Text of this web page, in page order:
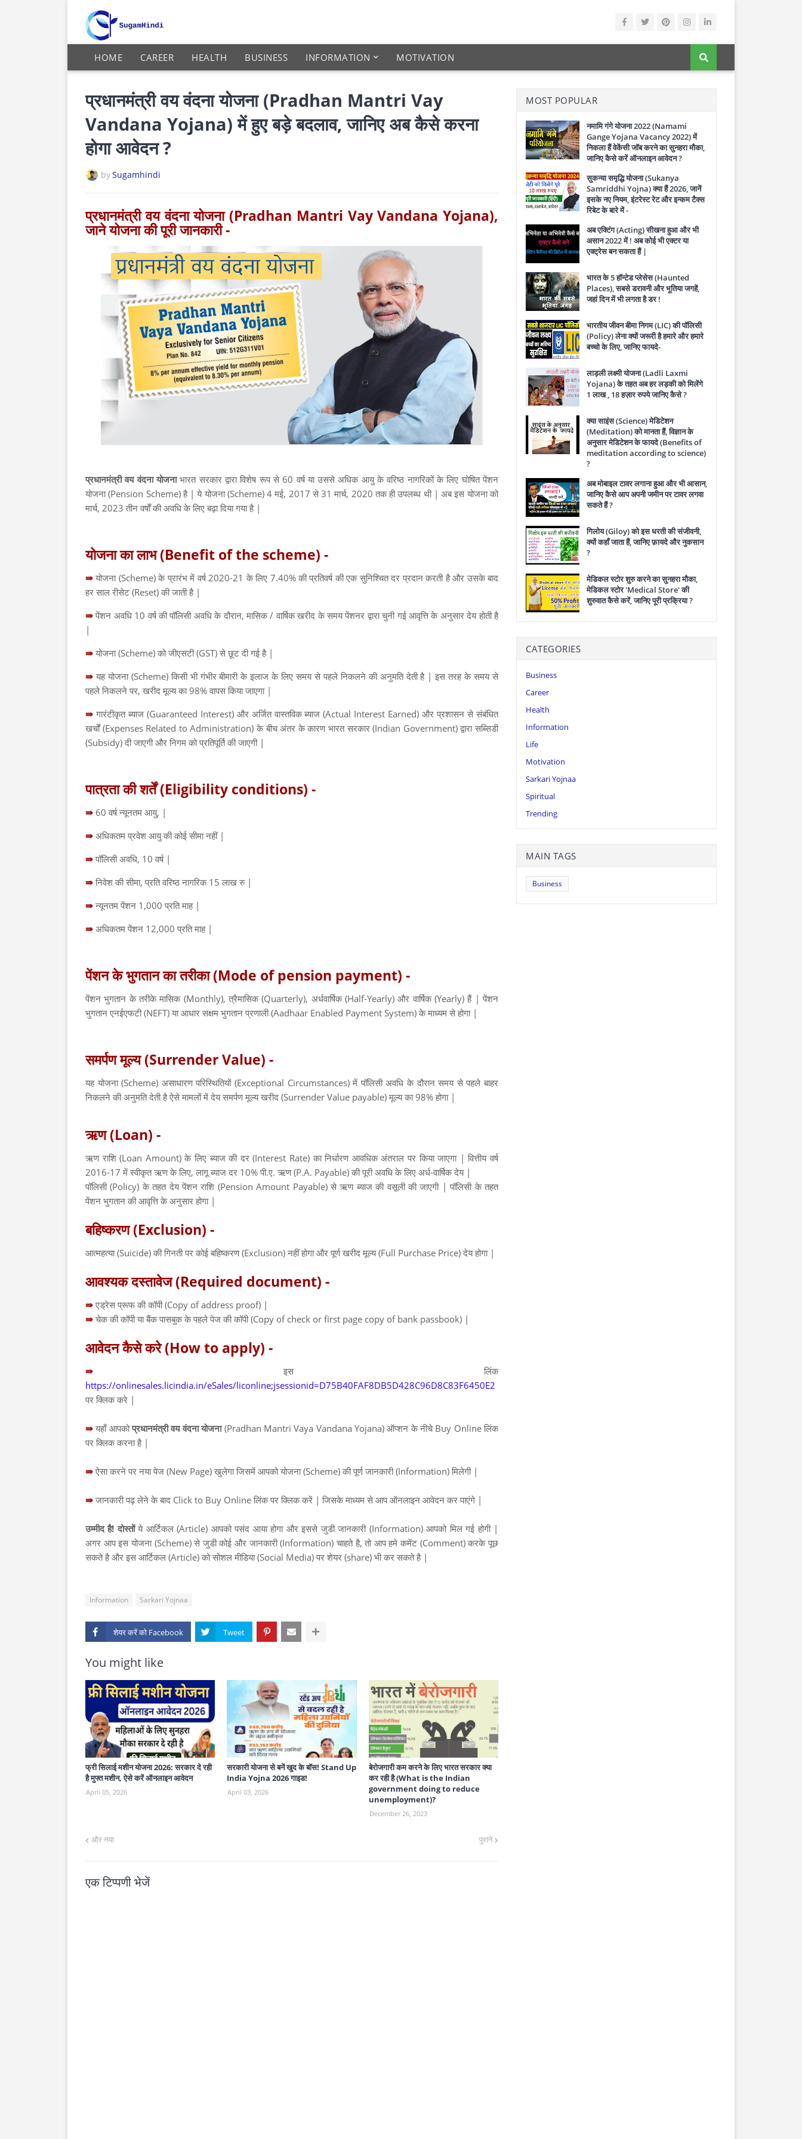
HOME CAREER HEALTH BUSINESS INFORMATION MOTIVATION
प्रधानमंत्री वय वंदना योजना (Pradhan Mantri Vay
Vandana Yojana) में हुए बड़े बदलाव, जानिए अब कैसे करना
होगा आवेदन ?
bySugamhindi
प्रधानमंत्री वय वंदना योजना (Pradhan Mantri Vay Vandana Yojana),
जाने योजना की पूरी जानकारी -
प्रधानमंत्री वय वंदना योजनाभारत सरकार द्वारा विशेष रूप से 60 वर्ष या उससे अधिक आयु के वरिष्ठ नागरिकों के लिए घोषित पेंशन
योजना (Pension Scheme) है | ये योजना (Scheme) 4 मई, 2017 से 31 मार्च, 2020 तक ही उपलब्ध थी | अब इस योजना को
मार्च, 2023 तीन वर्षों की अवधि के लिए बढ़ा दिया गया है |
योजना का लाभ (Benefit of the scheme) -
⇛ योजना (Scheme) के प्रारंभ में वर्ष 2020-21 के लिए 7.40% की प्रतिवर्ष की एक सुनिश्चित दर प्रदान करती है और उसके बाद
हर साल रीसेट (Reset) की जाती है |
⇛पेंशन अवधि 10 वर्ष की पॉलिसी अवधि के दौरान, मासिक / वार्षिक खरीद के समय पेंशनर द्वारा चुनी गई आवृत्ति के अनुसार देय होती है
|
⇛ योजना (Scheme) को जीएसटी (GST) से छूट दी गई है |
⇛ यह योजना (Scheme) किसी भी गंभीर बीमारी के इलाज के लिए समय से पहले निकलने की अनुमति देती है | इस तरह के समय से
पहले निकलने पर, खरीद मूल्य का 98% वापस किया जाएगा |
⇛ गारंटीकृत ब्याज (Guaranteed Interest) और अर्जित वास्तविक ब्याज (Actual Interest Earned) और प्रशासन से संबंधित
खर्चों (Expenses Related to Administration) के बीच अंतर के कारण भारत सरकार (Indian Government) द्वारा सब्सिडी
(Subsidy) दी जाएगी और निगम को प्रतिपूर्ति की जाएगी |
पात्रता की शर्तें (Eligibility conditions) -
⇛ 60 वर्ष न्यूनतम आयु, |
⇛ अधिकतम प्रवेश आयु की कोई सीमा नहीं |
⇛ पॉलिसी अवधि, 10 वर्ष |
⇛ निवेश की सीमा, प्रति वरिष्ठ नागरिक 15 लाख रु |
⇛ न्यूनतम पेंशन 1,000 प्रति माह |
⇛ अधिकतम पेंशन 12,000 प्रति माह |
पेंशन के भुगतान का तरीका (Mode of pension payment) -
पेंशन भुगतान के तरीके मासिक (Monthly), त्रैमासिक (Quarterly), अर्धवार्षिक (Half-Yearly) और वार्षिक (Yearly) हैं | पेंशन
भुगतान एनईएफटी (NEFT) या आधार सक्षम भुगतान प्रणाली (Aadhaar Enabled Payment System) के माध्यम से होगा |
समर्पण मूल्य (Surrender Value) -
यह योजना (Scheme) असाधारण परिस्थितियों (Exceptional Circumstances) में पॉलिसी अवधि के दौरान समय से पहले बाहर
निकलने की अनुमति देती है ऐसे मामलों में देय समर्पण मूल्य खरीद (Surrender Value payable) मूल्य का 98% होगा |
ऋण (Loan) -
ऋण राशि (Loan Amount) के लिए ब्याज की दर (Interest Rate) का निर्धारण आवधिक अंतराल पर किया जाएगा | वित्तीय वर्ष
2016-17 में स्वीकृत ऋण के लिए, लागू ब्याज दर 10% पी.ए. ऋण (P.A. Payable) की पूरी अवधि के लिए अर्ध-वार्षिक देय |
पॉलिसी (Policy) के तहत देय पेंशन राशि (Pension Amount Payable) से ऋण ब्याज की वसूली की जाएगी | पॉलिसी के तहत
पेंशन भुगतान की आवृत्ति के अनुसार होगा |
बहिष्करण (Exclusion) -
आत्महत्या (Suicide) की गिनती पर कोई बहिष्करण (Exclusion) नहीं होगा और पूर्ण खरीद मूल्य (Full Purchase Price) देय होगा |
आवश्यक दस्‍तावेज (Required document) -
⇛ एड्रेस प्रूफ की कॉपी (Copy of address proof) |
⇛ चेक की कॉपी या बैंक पासबुक के पहले पेज की कॉपी (Copy of check or first page copy of bank passbook) |
आवेदन कैसे करे (How to apply) -
⇛ इस लिंक
https://onlinesales.licindia.in/eSales/liconline;jsessionid=D75B40FAF8DB5D428C96D8C83F6450E2
पर क्लिक करे |
⇛यहाँ आपकोप्रधानमंत्री वय वंदना योजना(Pradhan Mantri Vaya Vandana Yojana) ऑप्शन के नीचे Buy Online लिंक
पर क्लिक करना है |
⇛ ऐसा करने पर नया पेज (New Page) खुलेगा जिसमें आपको योजना (Scheme) की पूर्ण जानकारी (Information) मिलेगी |
⇛ जानकारी पढ़ लेने के बाद Click to Buy Online लिंक पर क्लिक करें | जिसके माध्यम से आप ऑनलाइन आवेदन कर पाएंगे |
उम्मीद है! दोस्तोंये आर्टिकल (Article) आपको पसंद आया होगा और इससे जुडी जानकारी (Information) आपको मिल गई होगी |
अगर आप इस योजना (Scheme) से जुडी कोई और जानकारी (Information) चाहते है, तो आप हमे कमेंट (Comment) करके पूछ
सकते है और इस आर्टिकल (Article) को सोशल मीडिया (Social Media) पर शेयर (share) भी कर सकते है |
Information Sarkari Yojnaa
शेयर करें को
You might like
फ्री सिलाई मशीन योजना 2026: सरकार दे रही
है मुफ्त मशीन, ऐसे करें ऑनलाइन आवेदन
April 05, 2026
सरकारी योजना से बनें खुद के बॉस! Stand Up
India Yojna 2026 गाइड!
April 03, 2026
बेरोजगारी कम करने के लिए भारत सरकार क्या
कर रही है (What is the Indian
government doing to reduce
unemployment)?
December 26, 2023
और नया पुराने
एक टिप्पणी भेजें
MOST POPULAR
नमामि गंगे योजना 2022 (Namami
Gange Yojana Vacancy 2022) में
निकला हैं वेकेंसी जॉब करने का सुनहरा मौका,
जानिए कैसे करें ऑनलाइन आवेदन ?
सुकन्या समृद्धि योजना (Sukanya
Samriddhi Yojna) क्या हैं 2026, जानें
इसके नए नियम, इंटरेस्ट रेट और इन्कम टैक्स
रिबेट के बारे में -
अब एक्टिंग (Acting) सीखना हुआ और भी
असान 2022 में ! अब कोई भी एक्टर या
एक्ट्रेस बन सकता हैं |
भारत के 5 हॉन्टेड प्लेसेस (Haunted
Places), सबसे डरावनी और भूतिया जगहें,
जहां दिन में भी लगता है डर !
भारतीय जीवन बीमा निगम (LIC) की पॉलिसी
(Policy) लेना क्यों जरूरी है हमारे और हमारे
बच्चो के लिए, जानिए फायदे-
लाड़ली लक्ष्मी योजना (Ladli Laxmi
Yojana) के तहत अब हर लड़की को मिलेंगे
1 लाख , 18 हज़ार रुपये जानिए कैसे ?
क्या साइंस (Science) मेडिटेशन
(Meditation) को मानता हैं, विज्ञान के
अनुसार मेडिटेशन के फायदे (Benefits of
meditation according to science)
?
अब मोबाइल टावर लगाना हुआ और भी आसान,
जानिए कैसे आप अपनी जमीन पर टावर लगवा
सकते हैं ?
गिलोय (Giloy) को इस धरती की संजीवनी,
क्यों कहाँ जाता हैं, जानिए फ़ायदे और नुकसान
?
मेडिकल स्टोर शुरु करने का सुनहरा मौका,
मेडिकल स्टोर 'Medical Store' की
शुरुवात कैसे करें, जानिए पूरी प्रक्रिया ?
CATEGORIES
Business
Career
Health
Information
Life
Motivation
Sarkari Yojnaa
Spiritual
Trending
MAIN TAGS
Business